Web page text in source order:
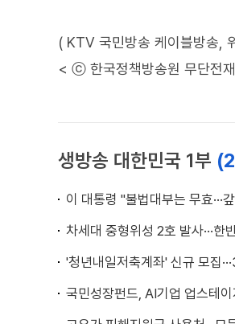
( KTV 국민방송 케이블방송,
< ⓒ 한국정책방송원 무단전
생방송 대한민국 1부
이 대통령 "불법대부는 무효···
차세대 중형위성 2호 발사···한
'청년내일저축계좌' 신규 모집
국민성장펀드, AI기업 업스테